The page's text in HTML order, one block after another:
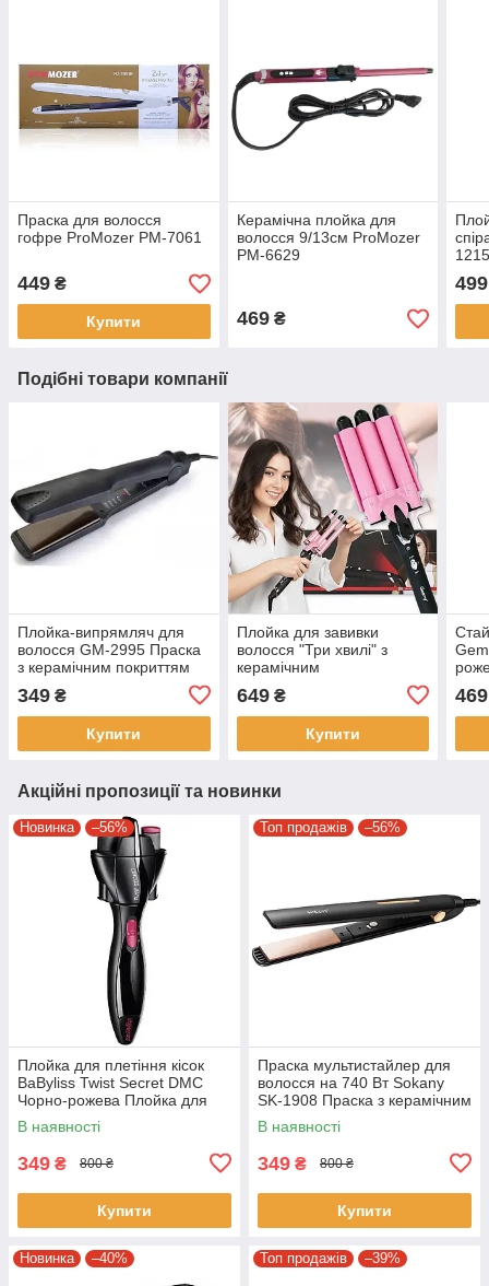
Праска для волосся
гофре ProMozer PM-7061
449 ₴
Купити
Керамічна плойка для
волосся 9/13см ProMozer
PM-6629
469₴
499
Подібні товари компанії
Плойка-випрямляч для
волосся GM-2995​​​​​​​ Праска
з керамічним покриттям
349 ₴
Купити
Плойка для завивки
волосся "Три хвилі" з
керамічним
1956 90Вт
649₴
Купити
469
Акційні пропозиції та новинки
Новинка –56%
Плойка для плетіння кісок
BaByliss Twist Secret DMC
Чорно-рожева Плойка для
укладання волосся
В наявності
349 ₴ 800 ₴
Купити
Топ продажів –56%
Праска мультистайлер для
волосся на 740 Вт Sokany
SK-1908 Праска з керамічним
покриттям
В наявності
349 ₴ 800 ₴
Купити
Новинка –40% Топ продажів –39%